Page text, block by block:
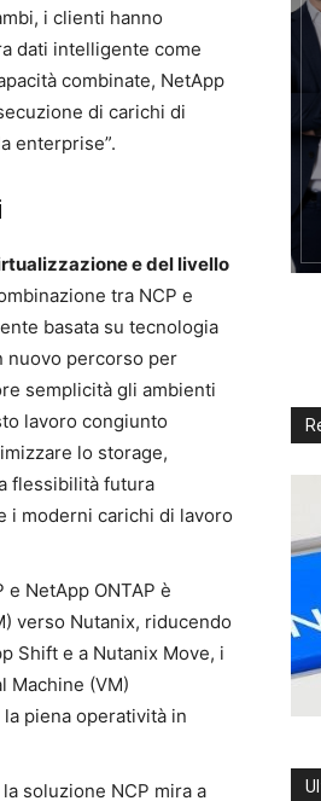
i clienti hanno
dati intelligente come
combinate, NetApp
di carichi di
enterprise”.
e del livello
tra NCP e
basata su tecnologia
nuovo percorso per
semplicità gli ambienti
lavoro congiunto
lo storage,
flessibilità futura
i moderni carichi di lavoro
e NetApp ONTAP è
verso Nutanix, riducendo
Shift e a Nutanix Move, i
Machine (VM)
piena operatività in
soluzione NCP mira a